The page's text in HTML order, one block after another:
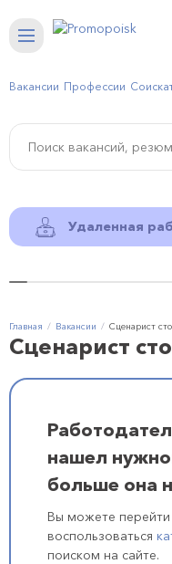
Вакансии Профессии
Удаленная
Главная Вакансии Сценарист
Сценарист
нашел
больше она
Вы можете перейти
воспользоваться
поиском на сайте.